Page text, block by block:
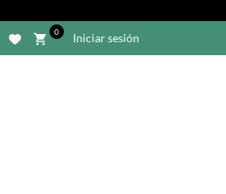
shopping_cart 0 Iniciar sesión